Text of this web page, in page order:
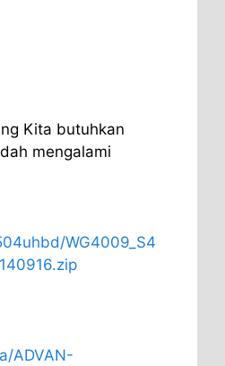
Kita butuhkan
mengalami
WG4009_S4
ADVAN-